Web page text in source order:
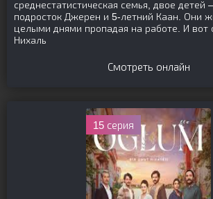
среднестатистическая семья, двое детей
подросток Джерен и 5-летний Каан. Они
целыми днями пропадая на работе. И вот
Нихаль
Смотреть онлайн
15 серия